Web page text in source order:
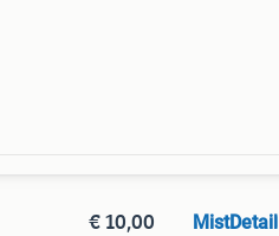
€ 10,00 MistDetail